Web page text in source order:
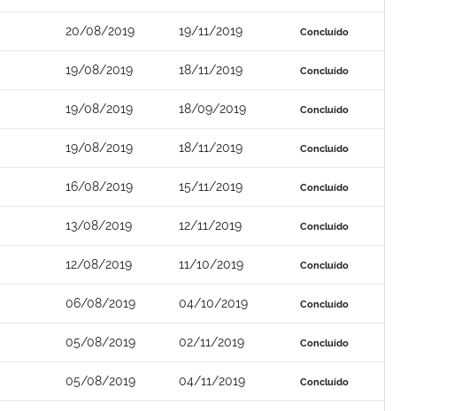
20/08/2019 19/11/2019 Concluído
19/08/2019 18/11/2019 Concluído
19/08/2019 18/09/2019 Concluído
19/08/2019 18/11/2019 Concluído
16/08/2019 15/11/2019 Concluído
13/08/2019 12/11/2019 Concluído
12/08/2019 11/10/2019 Concluído
06/08/2019 04/10/2019 Concluído
05/08/2019 02/11/2019 Concluído
05/08/2019 04/11/2019 Concluído